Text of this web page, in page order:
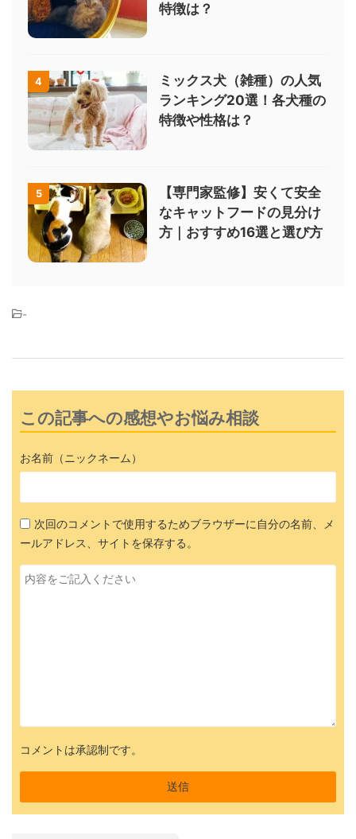
特徴は？
4
ミックス犬（雑種）の人気
ランキング20選！各犬種の
特徴や性格は？
5
【専門家監修】安くて安全
なキャットフードの見分け
方｜おすすめ16選と選び方
-
この記事への感想やお悩み相談
お名前（ニックネーム）
次回のコメントで使用するためブラウザーに自分の名前、メ
ールアドレス、サイトを保存する。
コメントは承認制です。